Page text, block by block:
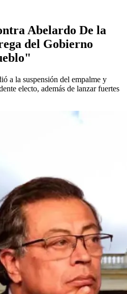
Abelardo De la
del Gobierno
a la suspensión del empalme y
electo, además de lanzar fuertes